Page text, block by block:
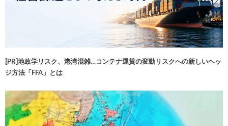
[PR]地政学リスク、港湾混雑…コンテナ運賃の変動リスクへの新しいヘッ
ジ方法「FFA」とは